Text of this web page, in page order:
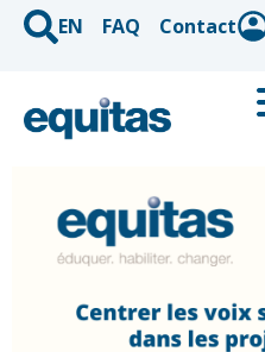
EN FAQ Contact